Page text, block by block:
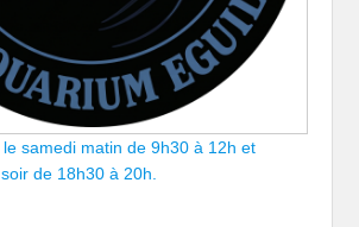
samedi matin de 9h30 à 12h et
de 18h30 à 20h.